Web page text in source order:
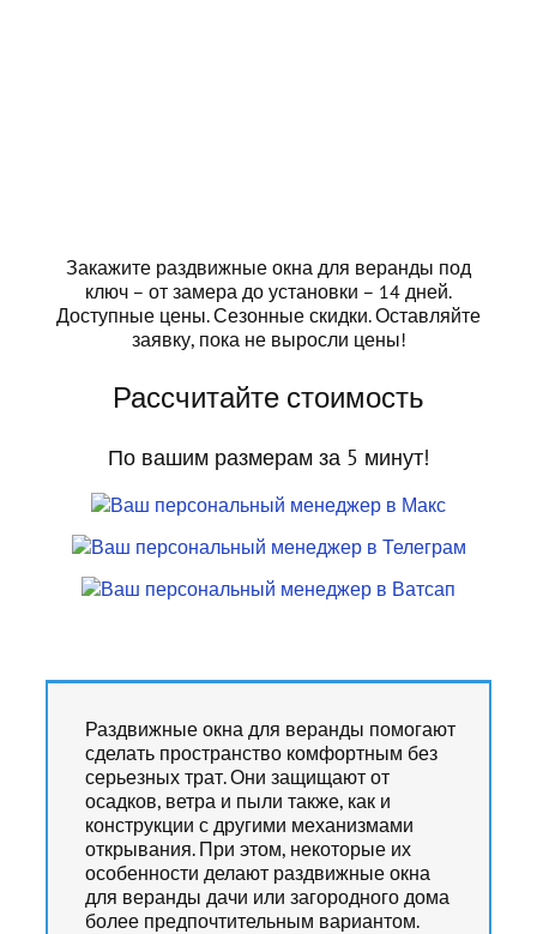
Закажите раздвижные окна для веранды под
ключ – от замера до установки – 14 дней.
Доступные цены. Сезонные скидки. Оставляйте
заявку, пока не выросли цены!
Рассчитайте стоимость
По вашим размерам за 5 минут!
Раздвижные окна для веранды помогают
сделать пространство комфортным без
серьезных трат. Они защищают от
осадков, ветра и пыли также, как и
конструкции с другими механизмами
открывания. При этом, некоторые их
особенности делают раздвижные окна
для веранды дачи или загородного дома
более предпочтительным вариантом.